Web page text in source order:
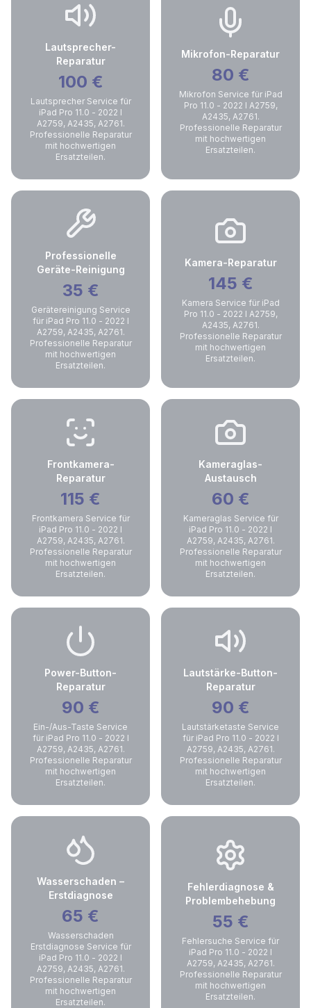
Lautsprecher-
Reparatur
100 €
Lautsprecher Service für
iPad Pro 11.0 - 2022 I
A2759, A2435, A2761.
Professionelle Reparatur
mit hochwertigen
Ersatzteilen.
Mikrofon-Reparatur
80 €
Mikrofon Service für iPad
Pro 11.0 - 2022 I A2759,
A2435, A2761.
Professionelle Reparatur
mit hochwertigen
Ersatzteilen.
Professionelle
Geräte-Reinigung
35 €
Gerätereinigung Service
für iPad Pro 11.0 - 2022 I
A2759, A2435, A2761.
Professionelle Reparatur
mit hochwertigen
Ersatzteilen.
Kamera-Reparatur
145 €
Kamera Service für iPad
Pro 11.0 - 2022 I A2759,
A2435, A2761.
Professionelle Reparatur
mit hochwertigen
Ersatzteilen.
Frontkamera-
Reparatur
115 €
Frontkamera Service für
iPad Pro 11.0 - 2022 I
A2759, A2435, A2761.
Professionelle Reparatur
mit hochwertigen
Ersatzteilen.
Kameraglas-
Austausch
60 €
Kameraglas Service für
iPad Pro 11.0 - 2022 I
A2759, A2435, A2761.
Professionelle Reparatur
mit hochwertigen
Ersatzteilen.
Power-Button-
Reparatur
90 €
Ein-/Aus-Taste Service
für iPad Pro 11.0 - 2022 I
A2759, A2435, A2761.
Professionelle Reparatur
mit hochwertigen
Ersatzteilen.
Lautstärke-Button-
Reparatur
90 €
Lautstärketaste Service
für iPad Pro 11.0 - 2022 I
A2759, A2435, A2761.
Professionelle Reparatur
mit hochwertigen
Ersatzteilen.
Wasserschaden –
Erstdiagnose
65 €
Wasserschaden
Erstdiagnose Service für
iPad Pro 11.0 - 2022 I
A2759, A2435, A2761.
Professionelle Reparatur
mit hochwertigen
Ersatzteilen.
Fehlerdiagnose &
Problembehebung
55 €
Fehlersuche Service für
iPad Pro 11.0 - 2022 I
A2759, A2435, A2761.
Professionelle Reparatur
mit hochwertigen
Ersatzteilen.